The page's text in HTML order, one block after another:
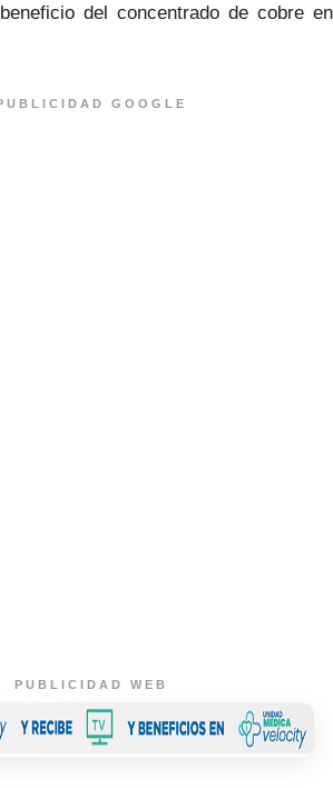
del concentrado de cobre en
GOOGLE
PUBLICIDAD WEB